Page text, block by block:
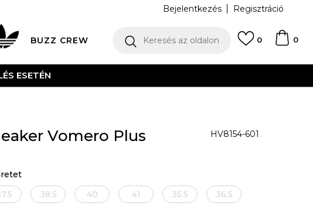
Bejelentkezés Regisztráció
BUZZ CREW Keresés az oldalon 0
0
ESETÉN
Vomero Plus HV8154-601
38.5 40 41 35.5 36.5